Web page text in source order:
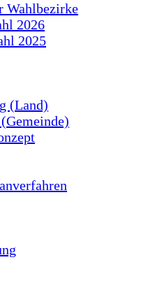
Wahlbezirke
2026
2025
(Land)